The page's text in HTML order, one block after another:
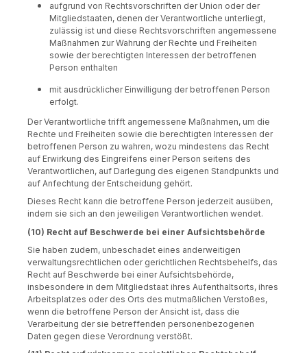
aufgrund von Rechtsvorschriften der Union oder der
Mitgliedstaaten, denen der Verantwortliche unterliegt,
zulässig ist und diese Rechtsvorschriften angemessene
Maßnahmen zur Wahrung der Rechte und Freiheiten
sowie der berechtigten Interessen der betroffenen
Person enthalten
mit ausdrücklicher Einwilligung der betroffenen Person
erfolgt.
Der Verantwortliche trifft angemessene Maßnahmen, um die
Rechte und Freiheiten sowie die berechtigten Interessen der
betroffenen Person zu wahren, wozu mindestens das Recht
auf Erwirkung des Eingreifens einer Person seitens des
Verantwortlichen, auf Darlegung des eigenen Standpunkts und
auf Anfechtung der Entscheidung gehört.
Dieses Recht kann die betroffene Person jederzeit ausüben,
indem sie sich an den jeweiligen Verantwortlichen wendet.
(10) Recht auf Beschwerde bei einer Aufsichtsbehörde
Sie haben zudem, unbeschadet eines anderweitigen
verwaltungsrechtlichen oder gerichtlichen Rechtsbehelfs, das
Recht auf Beschwerde bei einer Aufsichtsbehörde,
insbesondere in dem Mitgliedstaat ihres Aufenthaltsorts, ihres
Arbeitsplatzes oder des Orts des mutmaßlichen Verstoßes,
wenn die betroffene Person der Ansicht ist, dass die
Verarbeitung der sie betreffenden personenbezogenen
Daten gegen diese Verordnung verstößt.